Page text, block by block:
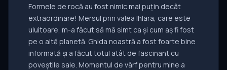
Formele de rocă au fost nimic mai puțin decât
extraordinare! Mersul prin valea Ihlara, care este
uluitoare, m-a făcut să mă simt ca și cum aș fi fost
pe o altă planetă. Ghida noastră a fost foarte bine
informată și a făcut totul atât de fascinant cu
poveștile sale. Momentul de vârf pentru mine a